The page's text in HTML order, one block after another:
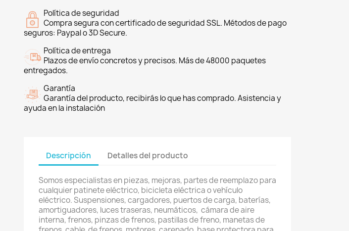
Política de seguridad
Compra segura con certificado de seguridad SSL. Métodos de pago
seguros: Paypal o 3D Secure.
Política de entrega
Plazos de envío concretos y precisos. Más de 48000 paquetes
entregados.
Garantía
Garantía del producto, recibirás lo que has comprado. Asistencia y
ayuda en la instalación
Descripción Detalles del producto
Somos especialistas en piezas, mejoras, partes de reemplazo para
cualquier patinete eléctrico, bicicleta eléctrica o vehículo
eléctrico. Suspensiones, cargadores, puertos de carga, baterías,
amortiguadores, luces traseras, neumáticos, cámara de aire
interna, frenos, pinzas de frenos, pastillas de freno, manetas de